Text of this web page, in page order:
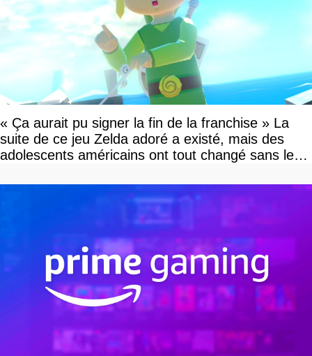
« Ça aurait pu signer la fin de la franchise » La
suite de ce jeu Zelda adoré a existé, mais des
adolescents américains ont tout changé sans le